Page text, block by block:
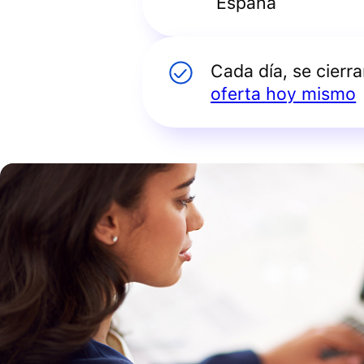
Cada día, se
oferta hoy mismo